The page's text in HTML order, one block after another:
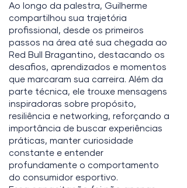
Ao longo da palestra, Guilherme
compartilhou sua trajetória
profissional, desde os primeiros
passos na área até sua chegada ao
Red Bull Bragantino, destacando os
desafios, aprendizados e momentos
que marcaram sua carreira. Além da
parte técnica, ele trouxe mensagens
inspiradoras sobre propósito,
resiliência e networking, reforçando a
importância de buscar experiências
práticas, manter curiosidade
constante e entender
profundamente o comportamento
do consumidor esportivo.